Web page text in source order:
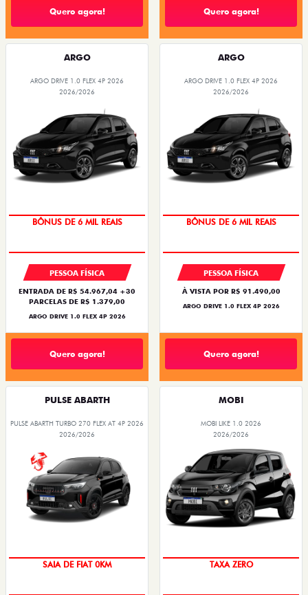
Quero agora! Quero agora!
ARGO
ARGO DRIVE 1.0 FLEX 4P 2026
2026/2026
PESSOA FÍSICA
ENTRADA DE R$ 54.967,04 +30
PARCELAS DE R$ 1.379,00
ARGO DRIVE 1.0 FLEX 4P 2026
Quero agora!
ARGO
ARGO DRIVE 1.0 FLEX 4P 2026
2026/2026
PESSOA FÍSICA
À VISTA POR R$ 91.490,00
ARGO DRIVE 1.0 FLEX 4P 2026
Quero agora!
PULSE ABARTH
PULSE ABARTH TURBO 270 FLEX AT 4P 2026
2026/2026
MOBI
MOBI LIKE 1.0 2026
2026/2026